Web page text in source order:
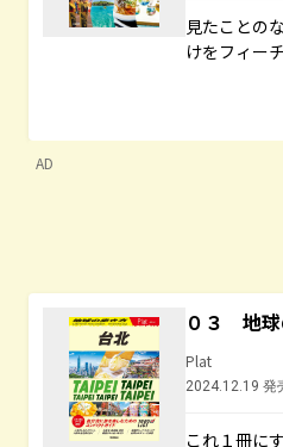
見たことの
けをフィー
AD
０３ 地
Plat
2024.12.19 発
これ１冊に